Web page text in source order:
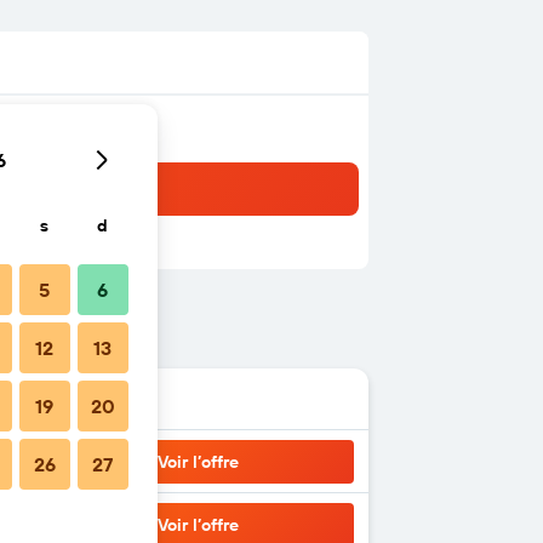
Voir l’offre
Voir l’offre
s d
5 6
12 13
19 20
26 27